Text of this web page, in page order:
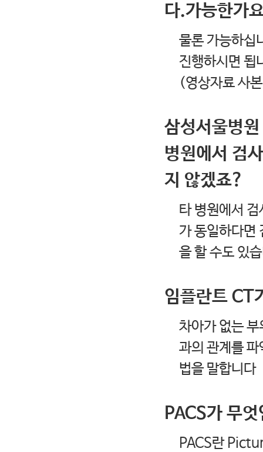
다.가능한가
물론 가능하십
진행하시면 됩
(영상자료 사
삼성서울병
병원에서 검
지 않겠죠?
타 병원에서
가 동일하다면
을 할 수도 있
임플란트 CT
차아가 없는
과의 관계를
법을 말합니다
PACS가 무
PACS란